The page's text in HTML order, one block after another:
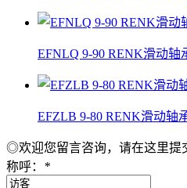
EFNLQ 9-90 RENK滑动轴
EFZLB 9-80 RENK滑动轴
◎欢迎您留言咨询，请在这里提
称呼： *